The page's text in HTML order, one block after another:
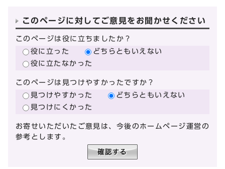
このページに対してご意見をお聞かせください
このページは役に立ちましたか？
役に立った
どちらともいえない
役に立たなかった
このページは見つけやすかったですか？
見つけやすかった
どちらともいえない
見つけにくかった
お寄せいただいたご意見は、今後のホームページ運営の
参考とします。